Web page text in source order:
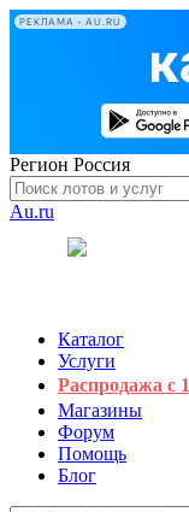
РЕКЛАМА • AU.RU
Регион Россия
Au.ru
Каталог
Услуги
Распродажа с 1
Магазины
Форум
Помощь
Блог